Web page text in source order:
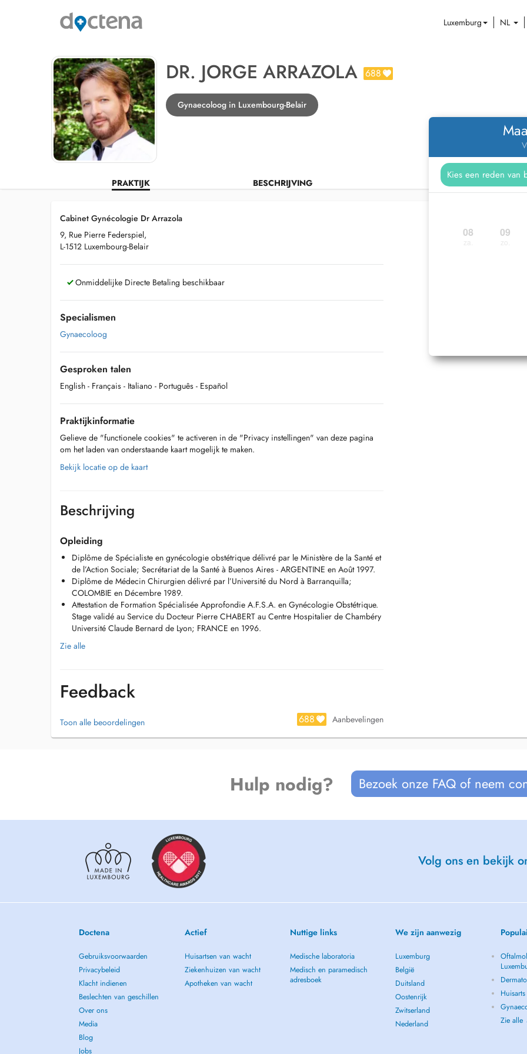
Luxemburg NL
DR. JORGE ARRAZOLA 688
Gynaecoloog in Luxembourg-Belair
PRAKTIJK BESCHRIJVING
08 09
Cabinet Gynécologie Dr Arrazola
9, Rue Pierre Federspiel,
L-1512 Luxembourg-Belair
Onmiddelijke Directe Betaling beschikbaar
Specialismen
Gynaecoloog
Gesproken talen
English - Français - Italiano - Português - Español
Praktijkinformatie
Gelieve de "functionele cookies" te activeren in de "Privacy instellingen" van deze pagina
om het laden van onderstaande kaart mogelijk te maken.
Bekijk locatie op de kaart
Beschrijving
Opleiding
Diplôme de Spécialiste en gynécologie obstétrique délivré par le Ministère de la Santé et
de l’Action Sociale; Secrétariat de la Santé à Buenos Aires - ARGENTINE en Août 1997.
Diplôme de Médecin Chirurgien délivré par l’Université du Nord à Barranquilla;
COLOMBIE en Décembre 1989.
Attestation de Formation Spécialisée Approfondie A.F.S.A. en Gynécologie Obstétrique.
Stage validé au Service du Docteur Pierre CHABERT au Centre Hospitalier de Chambéry
Université Claude Bernard de Lyon; FRANCE en 1996.
Zie alle
Feedback
Toon alle beoordelingen 688 Aanbevelingen
Hulp nodig? Bezoek onze FAQ of neem
Volg ons en bekijk
Doctena
Gebruiksvoorwaarden
Privacybeleid
Klacht indienen
Beslechten van geschillen
Over ons
Media
Blog
Jobs
Actief
Huisartsen van wacht
Ziekenhuizen van wacht
Apotheken van wacht
Nuttige links
Medische laboratoria
Medisch en paramedisch
adresboek
We zijn aanwezig
Luxemburg
België
Duitsland
Oostenrijk
Zwitserland
Nederland
Zie